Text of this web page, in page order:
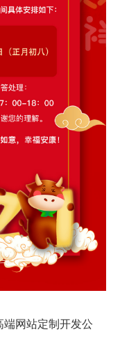
端网站定制开发公